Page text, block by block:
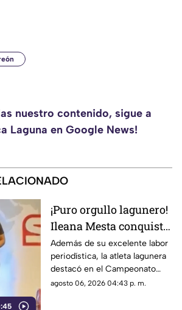
nuestro contenido, sigue a
Laguna en Google News!
¡Puro orgullo lagunero!
Ileana Mesta conquista
cuatro medallas de
Powerlifting en Canadá
Además de su excelente labor
periodística, la atleta lagunera
destacó en el Campeonato
Regional de Norteamérica al
agosto 06, 2026 04:43 p. m.